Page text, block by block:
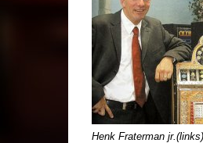
Henk Fraterman